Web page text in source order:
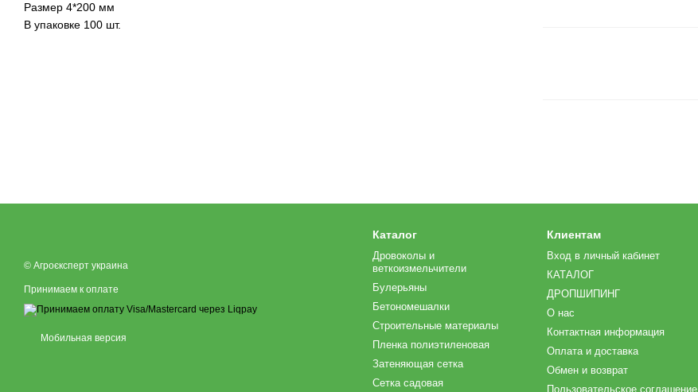
Размер 4*200 мм
В упаковке 100 шт.
© Агроєксперт украина
Принимаем к оплате
Мобильная версия
Каталог
Дровоколы и
веткоизмельчители
Булерьяны
Бетономешалки
Строительные материалы
Пленка полиэтиленовая
Затеняющая сетка
Сетка садовая
Клиентам
Вход в личный кабинет
КАТАЛОГ
ДРОПШИПИНГ
О нас
Контактная информация
Оплата и доставка
Обмен и возврат
Пользовательское соглашение